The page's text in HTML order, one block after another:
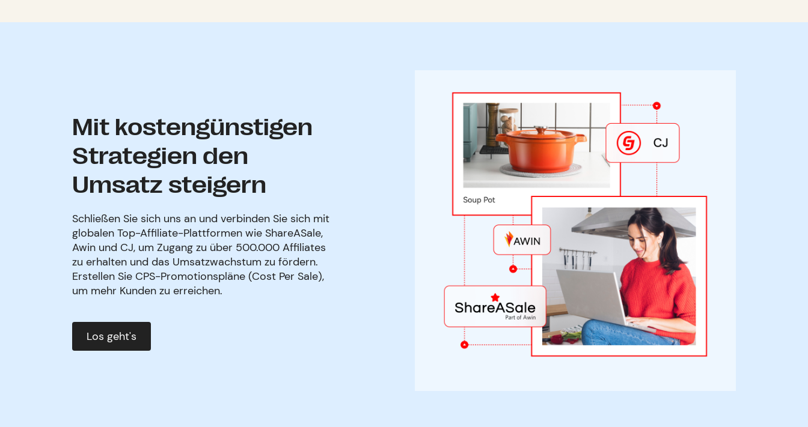
Mit kostengünstigen
Strategien den
Umsatz steigern
Schließen Sie sich uns an und verbinden Sie sich mit
globalen Top-Affiliate-Plattformen wie ShareASale,
Awin und CJ, um Zugang zu über 500.000 Affiliates
zu erhalten und das Umsatzwachstum zu fördern.
Erstellen Sie CPS-Promotionspläne (Cost Per Sale),
um mehr Kunden zu erreichen.
Los geht's